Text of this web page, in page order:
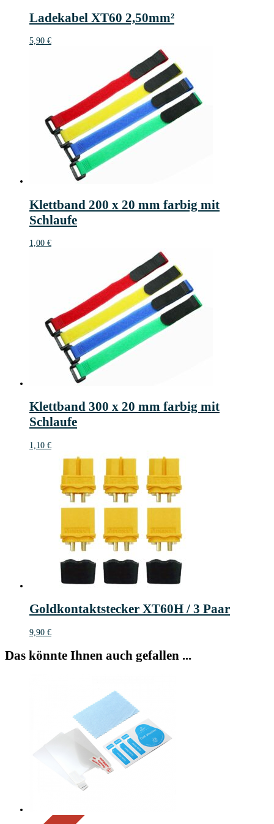
Ladekabel XT60 2,50mm²
5,90 €
Klettband 200 x 20 mm farbig mit
Schlaufe
1,00 €
Klettband 300 x 20 mm farbig mit
Schlaufe
1,10 €
Goldkontaktstecker XT60H / 3 Paar
9,90 €
Das könnte Ihnen auch gefallen ...